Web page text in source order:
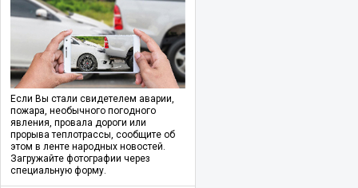
Если Вы стали свидетелем аварии,
пожара, необычного погодного
явления, провала дороги или
прорыва теплотрассы, сообщите об
этом в ленте народных новостей.
Загружайте фотографии через
специальную форму.